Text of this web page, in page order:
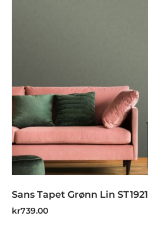
Sans Tapet Grønn Lin ST1921
kr739.00